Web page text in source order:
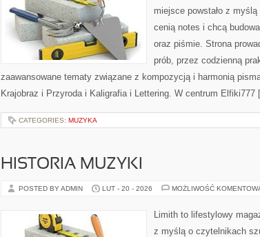
miejsce powstało z
cenią notes i chcą
oraz piśmie. Strona
prób, przez codzienną
zaawansowane tematy związane z kompozycją i harmonią
Krajobraz i Przyroda i Kaligrafia i Lettering. W centrum
CATEGORIES: MUZYKA
HISTORIA MUZYKI
POSTED BY ADMIN LUT - 20 - 2026 MOŻLIWOŚĆ
Limith to lifestylowy
z myślą o czytelnikach